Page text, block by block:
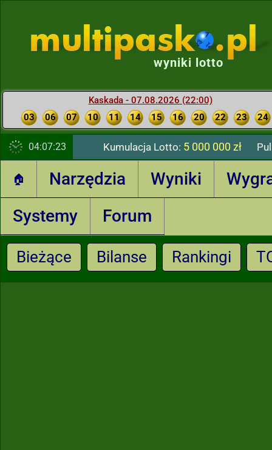
wyniki lotto
Kaskada - 07.08.2026 (22:00)
03
06 07 10 11 14 15 16 20 22 23 24
04:07:24 Kumulacja Lotto: 5 000 000 zł
🏠 Narzędzia Wyniki
Systemy
Forum
Bieżące Bilanse Rankingi